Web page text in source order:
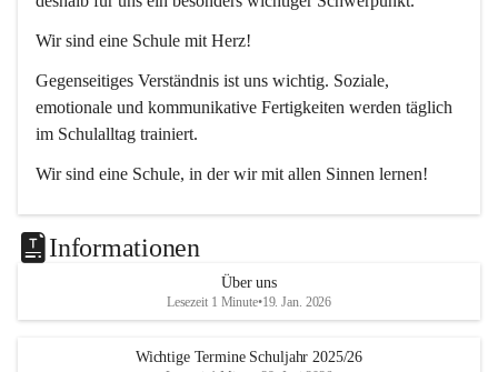
Wir sind eine Schule mit Herz!
Gegenseitiges Verständnis ist uns wichtig. Soziale,
emotionale und kommunikative Fertigkeiten werden täglich
im Schulalltag trainiert.
Wir sind eine Schule, in der wir mit allen Sinnen lernen!
Jedes Kind lernt anders. Wir unterstützen unsere
Schülerinnen und Schüler durch unterschiedliche Methoden
dabei, die bestmöglichen Lernergebnisse zu erzielen.
Informationen
Über uns
Lesezeit 1 Minute•19. Jan. 2026
Wichtige Termine Schuljahr 2025/26